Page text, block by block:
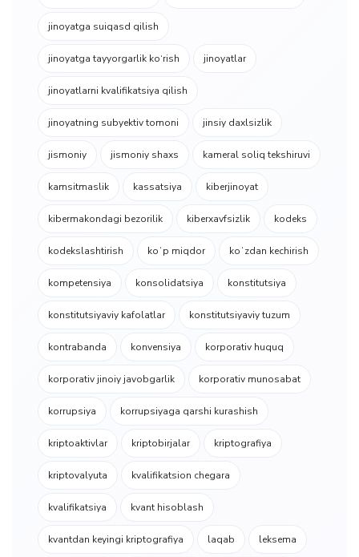
jinoyatga suiqasd qilish
jinoyatga tayyorgarlik ko‘rish jinoyatlar
jinoyatlarni kvalifikatsiya qilish
jinoyatning subyektiv tomoni jinsiy daxlsizlik
jismoniy jismoniy shaxs kameral soliq tekshiruvi
kamsitmaslik kassatsiya kiberjinoyat
kibermakondagi bezorilik kiberxavfsizlik kodeks
kodekslashtirish koʻp miqdor koʻzdan kechirish
kompetensiya konsolidatsiya konstitutsiya
konstitutsiyaviy kafolatlar konstitutsiyaviy tuzum
kontrabanda konvensiya korporativ huquq
korporativ jinoiy javobgarlik korporativ munosabat
korrupsiya korrupsiyaga qarshi kurashish
kriptoaktivlar kriptobirjalar kriptografiya
kriptovalyuta kvalifikatsion chegara
kvalifikatsiya kvant hisoblash
kvantdan keyingi kriptografiya laqab leksema